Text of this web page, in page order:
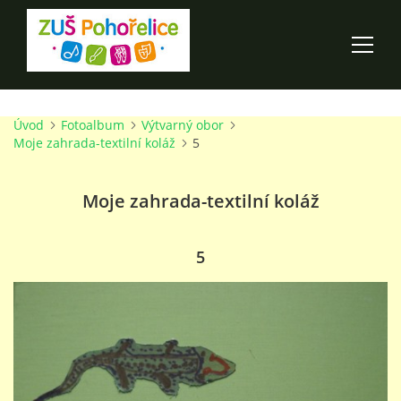
ÚVOD
Úvod Fotoalbum
Výtvarný obor
Moje zahrada-textilní koláž
5
Moje zahrada-textilní koláž
5